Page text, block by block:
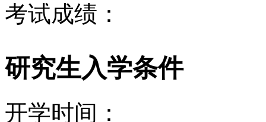
考试成绩：
研究生入学条件
开学时间：